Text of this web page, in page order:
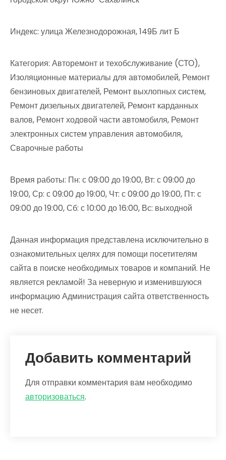
Индекс: улица Железнодорожная, 149Б лит Б
Категория: Авторемонт и техобслуживание (СТО),
Изоляционные материалы для автомобилей, Ремонт
бензиновых двигателей, Ремонт выхлопных систем,
Ремонт дизельных двигателей, Ремонт карданных
валов, Ремонт ходовой части автомобиля, Ремонт
электронных систем управления автомобиля,
Сварочные работы
Время работы: Пн: с 09:00 до 19:00, Вт: с 09:00 до
19:00, Ср: с 09:00 до 19:00, Чт: с 09:00 до 19:00, Пт: с
09:00 до 19:00, Сб: с 10:00 до 16:00, Вс: выходной
Данная информация представлена исключительно в
ознакомительных целях для помощи посетителям
сайта в поиске необходимых товаров и компаний. Не
является рекламой! За неверную и изменившуюся
информацию Администрация сайта ответственность
не несет.
Добавить комментарий
Для отправки комментария вам необходимо
авторизоваться.